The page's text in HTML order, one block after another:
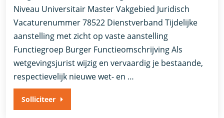
Niveau Universitair Master Vakgebied Juridisch
Vacaturenummer 78522 Dienstverband ​Tijdelijke
aanstelling met zicht op vaste aanstelling​
Functiegroep Burger Functieomschrijving Als
wetgevingsjurist wijzig en vervaardig je bestaande,
respectievelijk nieuwe wet- en …
Solliciteer